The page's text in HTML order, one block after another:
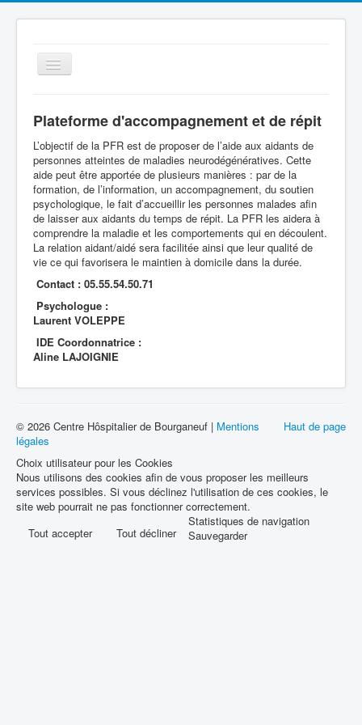
Basculer
la
Le Centre Hospitalier
Espace Patient
Les services
Qualité
Cellule Ville Hôpital
Santé Publique
Plateforme d'accompagnement et de répit
L’objectif de la PFR est de proposer de l’aide aux aidants de
personnes atteintes de maladies neurodégénératives. Cette
aide peut être apportée de plusieurs manières : par de la
formation, de l’information, un accompagnement, du soutien
psychologique, le fait d’accueillir les personnes malades afin
de laisser aux aidants du temps de répit. La PFR les aidera à
comprendre la maladie et les comportements qui en découlent.
La relation aidant/aidé sera facilitée ainsi que leur qualité de
vie ce qui favorisera le maintien à domicile dans la durée.
Contact : 05.55.54.50.71
Psychologue :
Laurent VOLEPPE
IDE Coordonnatrice :
Aline LAJOIGNIE
Haut de page
© 2026 Centre Hôspitalier de Bourganeuf | Mentions
légales
Choix utilisateur pour les Cookies
Nous utilisons des cookies afin de vous proposer les meilleurs
services possibles. Si vous déclinez l'utilisation de ces cookies, le
site web pourrait ne pas fonctionner correctement.
Tout accepter
Tout décliner
Statistiques de navigation
Sauvegarder